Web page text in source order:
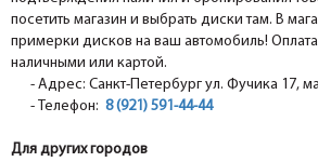
посетить магазин и выбрать диски там. В
примерки дисков на ваш автомобиль! Оплата
наличными или картой.
- Адрес: Санкт-Петербург ул. Фучика 17,
- Телефон: 8 (921) 591-44-44
Для других городов